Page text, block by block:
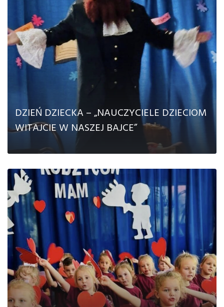
CZYTAJ DALEJ
DZIEŃ DZIECKA – „NAUCZYCIELE DZIECIOM
WITAJCIE W NASZEJ BAJCE”
CZYTAJ DALEJ